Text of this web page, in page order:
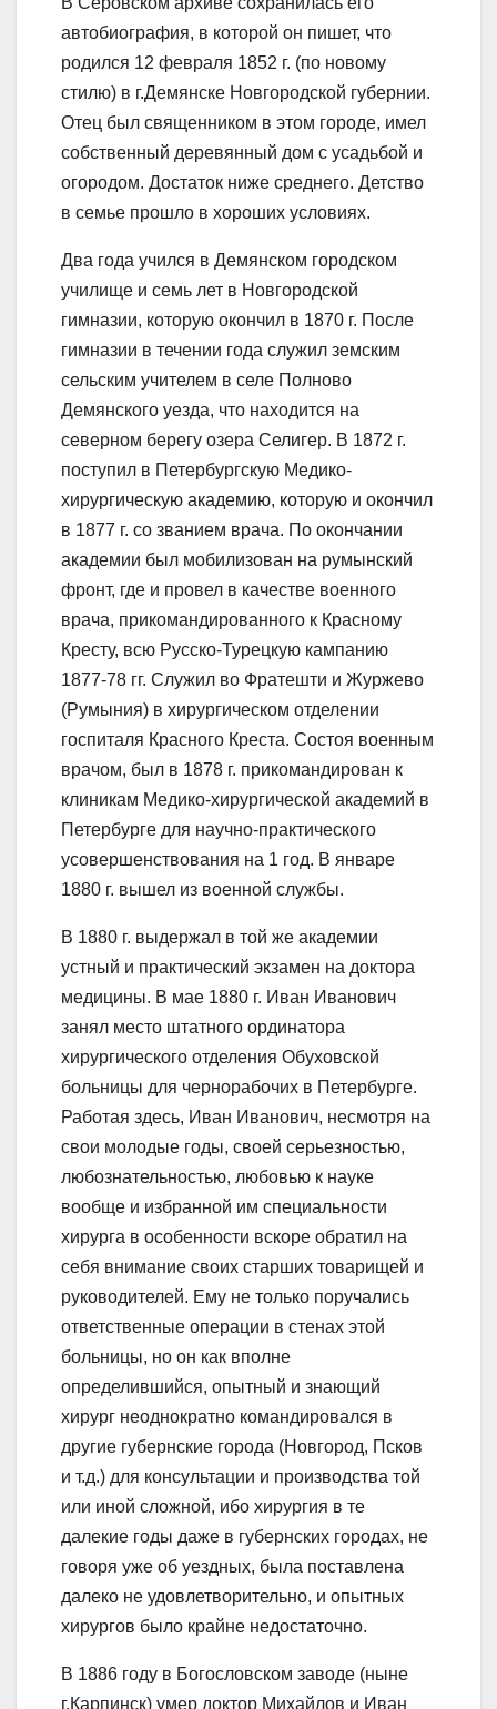
автобиография, в которой он пишет, что
родился 12 февраля 1852 г. (по новому
стилю) в г.Демянске Новгородской губернии.
Отец был священником в этом городе, имел
собственный деревянный дом с усадьбой и
огородом. Достаток ниже среднего. Детство
в семье прошло в хороших условиях.
Два года учился в Демянском городском
училище и семь лет в Новгородской
гимназии, которую окончил в 1870 г. После
гимназии в течении года служил земским
сельским учителем в селе Полново
Демянского уезда, что находится на
северном берегу озера Селигер. В 1872 г.
поступил в Петербургскую Медико-
хирургическую академию, которую и окончил
в 1877 г. со званием врача. По окончании
академии был мобилизован на румынский
фронт, где и провел в качестве военного
врача, прикомандированного к Красному
Кресту, всю Русско-Турецкую кампанию
1877-78 гг. Служил во Фратешти и Журжево
(Румыния) в хирургическом отделении
госпиталя Красного Креста. Состоя военным
врачом, был в 1878 г. прикомандирован к
клиникам Медико-хирургической академий в
Петербурге для научно-практического
усовершенствования на 1 год. В январе
1880 г. вышел из военной службы.
В 1880 г. выдержал в той же академии
устный и практический экзамен на доктора
медицины. В мае 1880 г. Иван Иванович
занял место штатного ординатора
хирургического отделения Обуховской
больницы для чернорабочих в Петербурге.
Работая здесь, Иван Иванович, несмотря на
свои молодые годы, своей серьезностью,
любознательностью, любовью к науке
вообще и избранной им специальности
хирурга в особенности вскоре обратил на
себя внимание своих старших товарищей и
руководителей. Ему не только поручались
ответственные операции в стенах этой
больницы, но он как вполне
определившийся, опытный и знающий
хирург неоднократно командировался в
другие губернские города (Новгород, Псков
и т.д.) для консультации и производства той
или иной сложной, ибо хирургия в те
далекие годы даже в губернских городах, не
говоря уже об уездных, была поставлена
далеко не удовлетворительно, и опытных
хирургов было крайне недостаточно.
В 1886 году в Богословском заводе (ныне
г.Карпинск) умер доктор Михайлов и Иван